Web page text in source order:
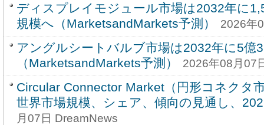
ディスプレイモジュール市場は2032年に
規模へ（MarketsandMarkets予測）
2026年
アングルシートバルブ市場は2032年に5億
（MarketsandMarkets予測）
2026年08月07
Circular Connector Market（円形コネクタ
世界市場規模、シェア、傾向の見通し、
月07日 DreamNews